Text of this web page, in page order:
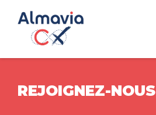
REJOIGNEZ-NOUS